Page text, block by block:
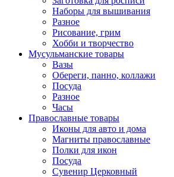
Наборы для вышивания
Разное
Рисование, грим
Хобби и творчество
Мусульманские товары
Вазы
Обереги, панно, коллажи
Посуда
Разное
Часы
Православные товары
Иконы для авто и дома
Магниты православные
Полки для икон
Посуда
Сувенир Церковный